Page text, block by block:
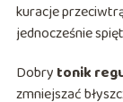
kuracje
jednocześnie
Dobry tonik
zmniejszać